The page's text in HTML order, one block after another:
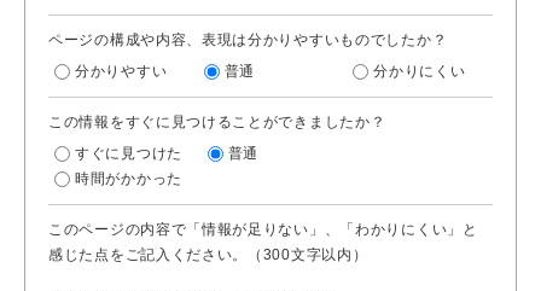
ページの構成や内容、表現は分かりやすいものでしたか？
分かりやすい
普通 分かりにくい
この情報をすぐに見つけることができましたか？
すぐに見つけた
普通
時間がかかった
このページの内容で「情報が足りない」、「わかりにくい」と
感じた点をご記入ください。（300文字以内）